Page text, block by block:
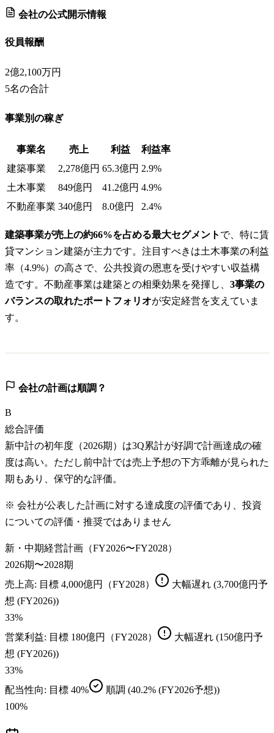
会社の公式開示情報
役員報酬
2億2,100万円
5名の合計
事業別の稼ぎ
事業名 売上 利益
利益率
建築事業
2,278億円 65.3億円 2.9%
土木事業
849億円 41.2億円 4.9%
不動産事業 340億円 8.0億円 2.4%
建築事業が売上の約66%を占める最大セグメント で、特に賃
貸マンション建築が主力です。注目すべきは土木事業の利益
率（4.9%）の高さで、公共投資の恩恵を受けやすい収益構
造です。不動産事業は建築との相乗効果を発揮し、 3事業の
バランスの取れたポートフォリオが安定経営を支えていま
す。
会社の計画は順調？
B
総合評価
新中計の初年度（2026期）は3Q累計が好調で計画達成の確
度は高い。ただし前中計では売上予想の下方乖離が見られた
期もあり、保守的な評価。
※ 会社が公表した計画に対する達成度の評価であり、投資
についての評価・推奨ではありません
新・中期経営計画（FY2026〜FY2028）
2026期〜2028期
売上高: 目標 4,000億円（FY2028） 大幅遅れ (3,700億円予
想 (FY2026))
33%
営業利益: 目標 180億円（FY2028） 大幅遅れ (150億円予
想 (FY2026))
33%
配当性向: 目標 40% 順調 (40.2% (FY2026予想))
100%